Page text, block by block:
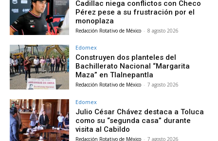
Cadillac niega conflictos con Checo
Pérez pese a su frustración por el
monoplaza
Redacción Rotativo de México - 8 agosto 2026
Edomex
Construyen dos planteles del
Bachillerato Nacional “Margarita
Maza” en Tlalnepantla
Redacción Rotativo de México - 7 agosto 2026
Edomex
Julio César Chávez destaca a Toluca
como su “segunda casa” durante
visita al Cabildo
Redacción Rotativo de México - 7 agosto 2026